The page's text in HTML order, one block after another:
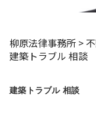
柳原法律事務所 >
建築トラブル 相談
建築トラブル 相談